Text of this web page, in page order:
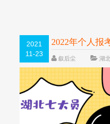
2021
11-23
2022年个人报
叙后尘 湖